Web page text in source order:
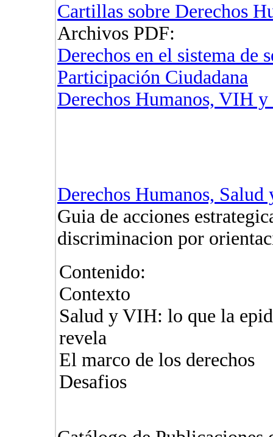
Cartillas sobre Derechos
Archivos PDF:
Derechos en el sistema de
Participación Ciudadana
Derechos Humanos, VIH y
Derechos Humanos,
Guia de acciones
discriminacion por
Contenido:
Contexto
Salud y VIH: lo que la
revela
El marco de los derechos
Desafios